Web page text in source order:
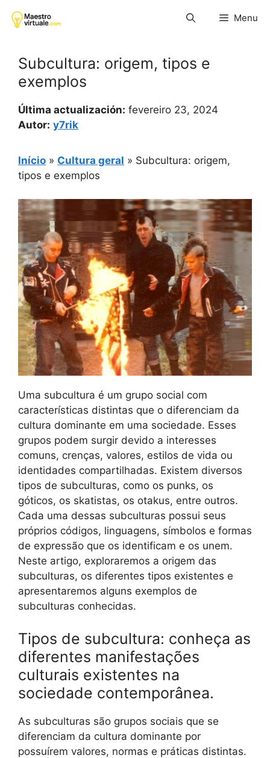
para
Menu
Subcultura: origem, tipos e
exemplos
Última actualización: fevereiro 23, 2024
Autor: y7rik
Início » Cultura geral » Subcultura: origem,
tipos e exemplos
Uma subcultura é um grupo social com
características distintas que o diferenciam da
cultura dominante em uma sociedade. Esses
grupos podem surgir devido a interesses
comuns, crenças, valores, estilos de vida ou
identidades compartilhadas. Existem diversos
tipos de subculturas, como os punks, os
góticos, os skatistas, os otakus, entre outros.
Cada uma dessas subculturas possui seus
próprios códigos, linguagens, símbolos e formas
de expressão que os identificam e os unem.
Neste artigo, exploraremos a origem das
subculturas, os diferentes tipos existentes e
apresentaremos alguns exemplos de
subculturas conhecidas.
Tipos de subcultura: conheça as
diferentes manifestações
culturais existentes na
sociedade contemporânea.
As subculturas são grupos sociais que se
diferenciam da cultura dominante por
possuírem valores, normas e práticas distintas.